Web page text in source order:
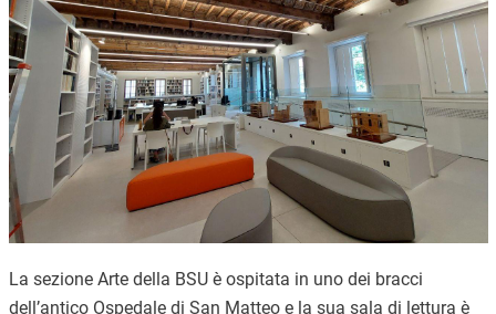
La sezione Arte della BSU è ospitata in uno dei bracci
dell’antico Ospedale di San Matteo e la sua sala di lettura è